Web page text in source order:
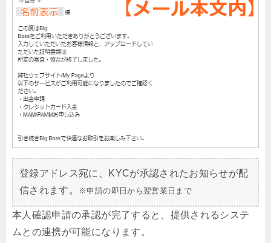
登録アドレス宛に、KYCが承認されたお知らせが配
信されます。
※申請の即日から翌営業日まで
本人確認申請の承認が完了すると、提供されるシステ
ムとの連携が可能になります。